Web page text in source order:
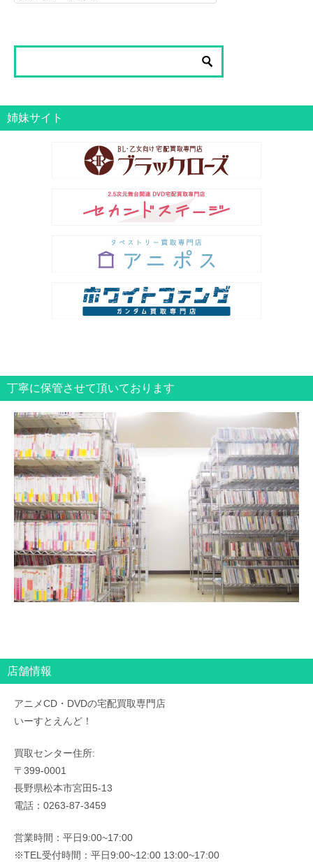
一
姉妹サイト
丁寧に保管させて頂いております
店舗情報
アニメCD・DVDの宅配買取専門店
いーすとえんど！
買取センター住所:
〒399-0001
長野県松本市宮田5-13
電話：0263-87-3459
営業時間：平日9:00~17:00
※TEL受付時間：平日9:00~12:00 13:00~17:00